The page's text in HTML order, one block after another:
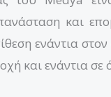
και
ενάντια στον
και ενάντια σε